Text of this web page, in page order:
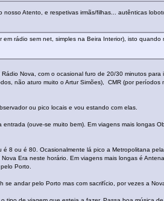
Atento, e respetivas irmãs/filhas... autênticas
rádio sem net, simples na Beira Interior), isto quando
Nova, com o ocasional furo de 20/30 minutos para
não aturo muito o Artur Simões), CMR (por períodos
ou pico locais e vou estando com elas.
(ouve-se muito bem). Em viagens mais longas
8 ou é 80. Ocasionalmente lá pico a Metropolitana
Era neste horário. Em viagens mais longas é
Porto.
andar pelo Porto mas com sacrifício, por vezes a